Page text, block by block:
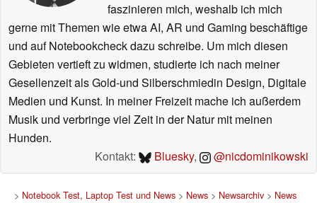
faszinieren mich, weshalb ich mich
gerne mit Themen wie etwa AI, AR und Gaming beschäftige
und auf Notebookcheck dazu schreibe. Um mich diesen
Gebieten vertieft zu widmen, studierte ich nach meiner
Gesellenzeit als Gold-und Silberschmiedin Design, Digitale
Medien und Kunst. In meiner Freizeit mache ich außerdem
Musik und verbringe viel Zeit in der Natur mit meinen
Hunden.
Kontakt:
Bluesky, @nicdominikowski
> Notebook Test, Laptop Test und News> News> Newsarchiv> News